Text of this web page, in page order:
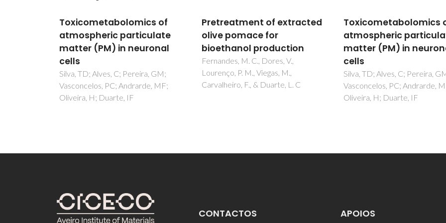
Pretreatment of extracted
olive pomace for
bioethanol production
Fernandes, M. C., Dores, V.,
Lourenço, P. M., Viegas, M.,
Carvalheiro, F., & Duarte, L. C
Toxicometabolomics of
atmospheric particulate
matter (PM) in neuronal
cells
Silva, TD; Alves, C; Pereira, GM;
Vasconcelos, PC; Andrarde, MF;
Pretreatment of
olive pomace for
bioethanol production
Fernandes, M. C., Dores, V.,
Lourenço, P. M., Viegas, M.,
Carvalheiro, F., & Duarte, L. C
CONTACTOS APOIOS